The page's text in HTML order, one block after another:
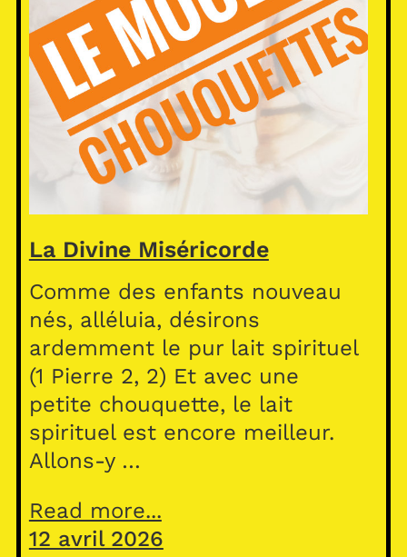
La Divine Miséricorde
Comme des enfants nouveau
nés, alléluia, désirons
ardemment le pur lait spirituel
(1 Pierre 2, 2) Et avec une
petite chouquette, le lait
spirituel est encore meilleur.
Allons-y …
Read more...
12 avril 2026